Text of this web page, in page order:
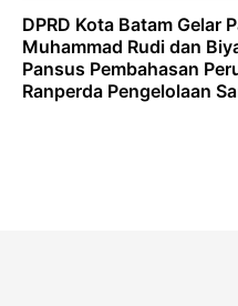
DPRD Kota Batam Gelar
Muhammad Rudi dan
Pansus Pembahasan
Ranperda Pengelolaan